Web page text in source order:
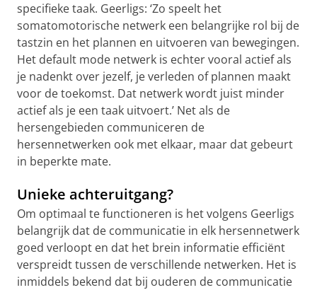
specifieke taak. Geerligs: ‘Zo speelt het
somatomotorische netwerk een belangrijke rol bij de
tastzin en het plannen en uitvoeren van bewegingen.
Het default mode netwerk is echter vooral actief als
je nadenkt over jezelf, je verleden of plannen maakt
voor de toekomst. Dat netwerk wordt juist minder
actief als je een taak uitvoert.’ Net als de
hersengebieden communiceren de
hersennetwerken ook met elkaar, maar dat gebeurt
in beperkte mate.
Unieke achteruitgang?
Om optimaal te functioneren is het volgens Geerligs
belangrijk dat de communicatie in elk hersennetwerk
goed verloopt en dat het brein informatie efficiënt
verspreidt tussen de verschillende netwerken. Het is
inmiddels bekend dat bij ouderen de communicatie